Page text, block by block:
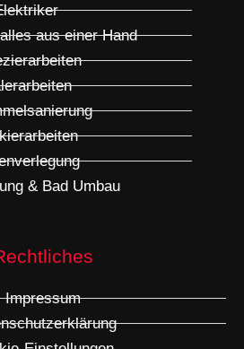
aus einer Hand
& Bad Umbau
Impressum